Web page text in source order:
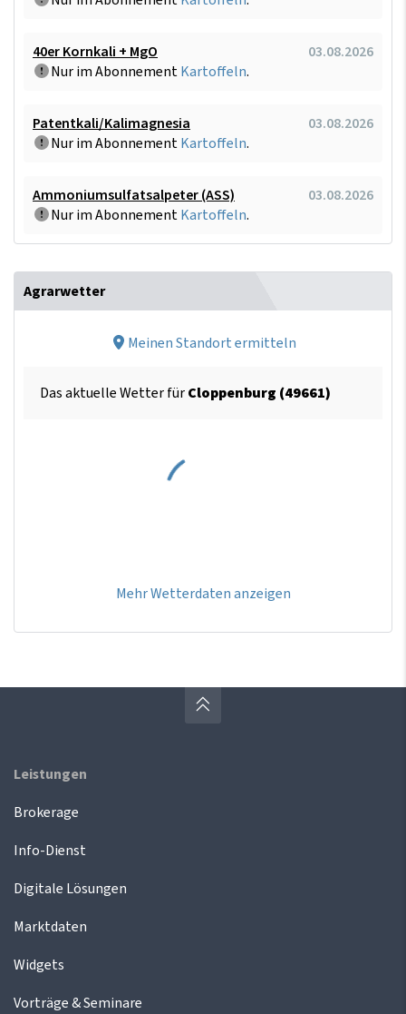
40er Kornkali + MgO
03.08.2026
Nur im AbonnementKartoffeln.
Patentkali/Kalimagnesia
03.08.2026
Nur im AbonnementKartoffeln.
Ammoniumsulfatsalpeter (ASS)
03.08.2026
Nur im AbonnementKartoffeln.
Agrarwetter
Meinen Standort ermitteln
Das aktuelle Wetter fürCloppenburg (49661)
Mehr Wetterdaten anzeigen
Leistungen
Brokerage
Info-Dienst
Digitale Lösungen
Marktdaten
Widgets
Vorträge & Seminare